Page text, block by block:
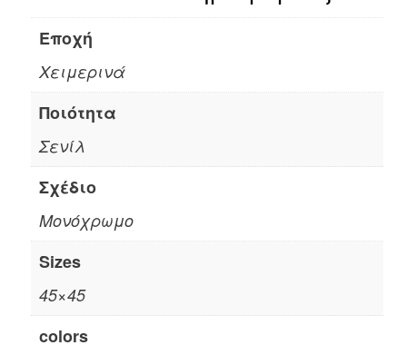
Εποχή
Χειμερινά
Ποιότητα
Σενίλ
Σχέδιο
Μονόχρωμο
Sizes
45×45
colors